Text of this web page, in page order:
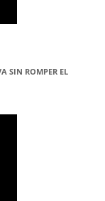
SIN ROMPER EL